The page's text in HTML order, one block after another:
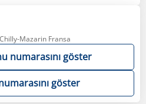
Mazarin Fransa
numarasını göster
göster